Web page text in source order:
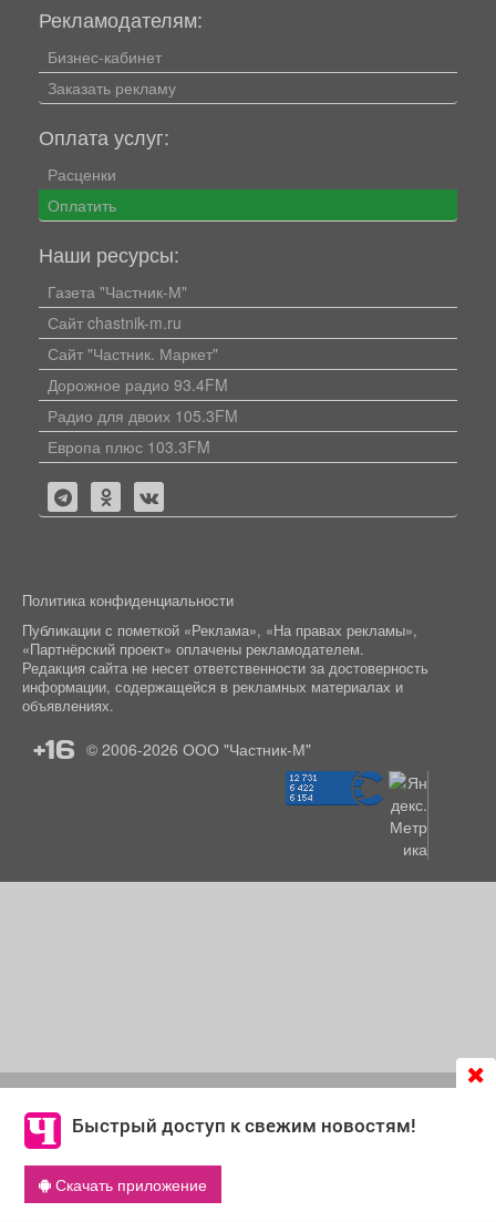
Быстрый доступ к свежим новостям!
Скачать приложение
согласие на обработку файлов cookie, которые
обеспечивают корректную работу сайта и сбора
информации для улучшения качества сервисов.
Что такое cookie
Рекламодателям:
Бизнес-кабинет
Заказать рекламу
Оплата услуг:
Расценки
Оплатить
Наши ресурсы:
Газета "Частник-М"
Сайт chastnik-m.ru
Сайт "Частник. Маркет"
Дорожное радио 93.4FM
Радио для двоих 105.3FM
Европа плюс 103.3FM
Политика конфиденциальности
Публикации с пометкой «Реклама», «На правах рекламы»,
«Партнёрский проект» оплачены рекламодателем.
Редакция сайта не несет ответственности за достоверность
информации, содержащейся в рекламных материалах и
объявлениях.
+16 © 2006-2026 ООО "Частник-М"